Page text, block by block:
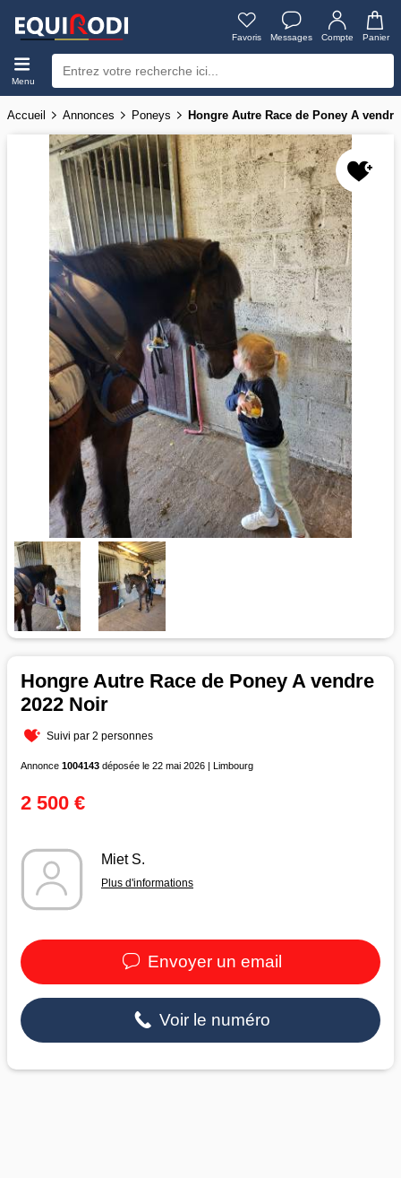
Favoris Messages Compte Panier
Menu
Accueil Annonces Poneys Hongre Autre Race de Poney A
Hongre Autre Race de Poney A vendre
2022 Noir
Suivi par 2 personnes
Annonce 1004143 déposée le 22 mai 2026 | Limbourg
2 500 €
Miet S.
Plus d'informations
Envoyer un email
Voir le numéro